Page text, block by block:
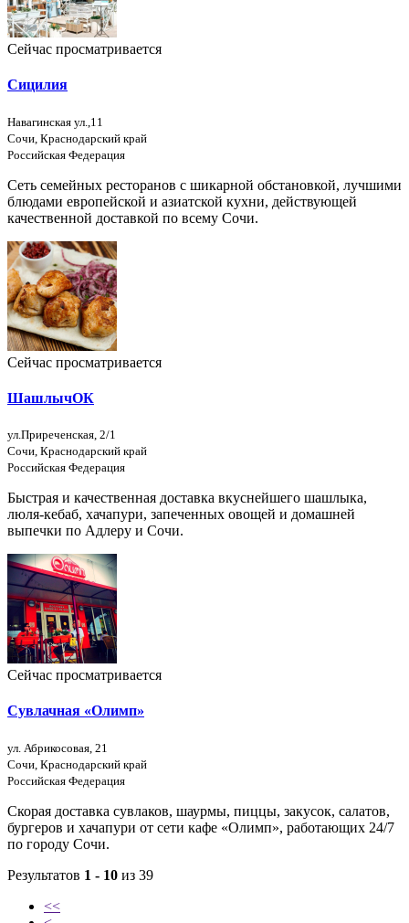
Сейчас просматривается
Сицилия
Навагинская ул.,11
Сочи, Краснодарский край
Российская Федерация
Сеть семейных ресторанов с шикарной обстановкой, лучшими
блюдами европейской и азиатской кухни, действующей
качественной доставкой по всему Сочи.
Сейчас просматривается
ШашлычОК
ул.Приреченская, 2/1
Сочи, Краснодарский край
Российская Федерация
Быстрая и качественная доставка вкуснейшего шашлыка,
люля-кебаб, хачапури, запеченных овощей и домашней
выпечки по Адлеру и Сочи.
Сейчас просматривается
Сувлачная «Олимп»
ул. Абрикосовая, 21
Сочи, Краснодарский край
Российская Федерация
Скорая доставка сувлаков, шаурмы, пиццы, закусок, салатов,
бургеров и хачапури от сети кафе «Олимп», работающих 24/7
по городу Сочи.
Результатов 1 - 10 из 39
<<